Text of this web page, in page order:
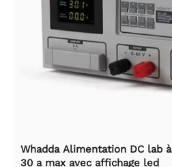
Whadda Alimentation DC lab
30 a max avec affichage led